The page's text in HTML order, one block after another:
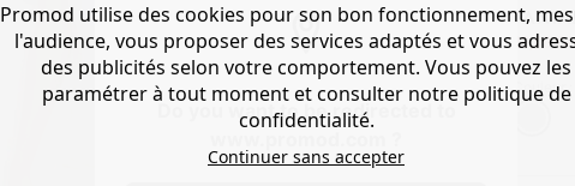
Do you want to be redirected to
20,00 €
Couleur :
Promod utilise des cookies pour son bon fonctionnement,
l'audience, vous proposer des services adaptés et vous
des publicités selon votre comportement. Vous pouvez les
paramétrer à tout moment et consulter notre politique de
confidentialité.
Continuer sans accepter